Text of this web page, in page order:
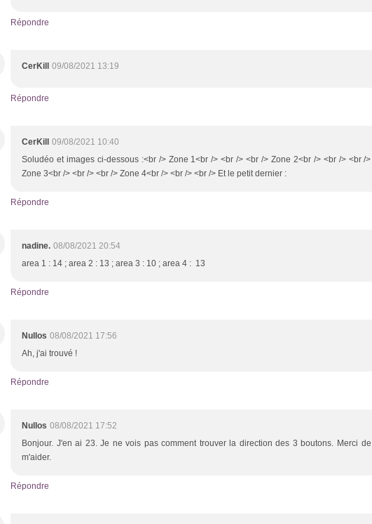
Répondre
CerKill 09/08/2021 13:19
Répondre
CerKill
09/08/2021 10:40
Soludéo et images ci-dessous :<br /> Zone 1<br /> <br /> <br /> Zone 2<br /> <br /> <br />
Zone 3<br /> <br /> <br /> Zone 4<br /> <br /> <br /> Et le petit dernier :
Répondre
nadine. 08/08/2021 20:54
area 1 : 14 ; area 2 : 13 ; area 3 : 10 ; area 4 : 13
Répondre
Nullos 08/08/2021 17:56
Ah, j'ai trouvé !
Répondre
Nullos 08/08/2021 17:52
Bonjour. J'en ai 23. Je ne vois pas comment trouver la direction des 3 boutons. Merci de
m'aider.
Répondre